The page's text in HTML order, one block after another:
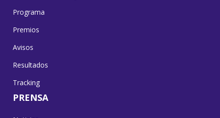
Programa
Premios
Avisos
Resultados
Tracking
PRENSA